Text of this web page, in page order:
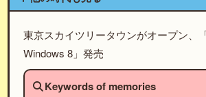
東京スカイツリータウンがオープン、
Windows 8」発売
Keywords of memories